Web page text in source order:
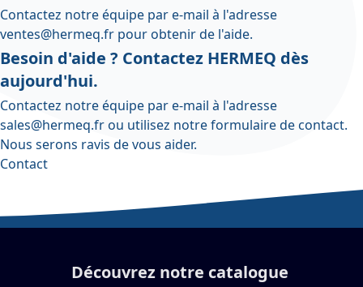
Contactez notre équipe par e-mail à l'adresse
ventes@hermeq.fr pour obtenir de l'aide.
Besoin d'aide ? Contactez HERMEQ dès
aujourd'hui.
Contactez notre équipe par e-mail à l'adresse
sales@hermeq.frou utilisez notreformulaire de contact.
Nous serons ravis de vous aider.
Contact
Découvrez notre catalogue